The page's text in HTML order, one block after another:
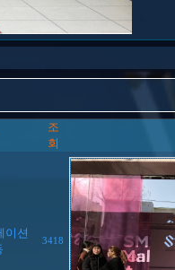
조
회
이션
3418